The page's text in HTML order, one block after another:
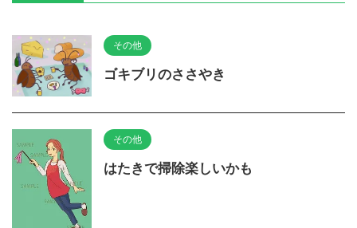
その他
ゴキブリのささやき
その他
はたきで掃除楽しいかも